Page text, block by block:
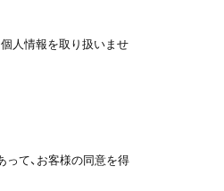
人情報を取り扱いませ
て、お客様の同意を得